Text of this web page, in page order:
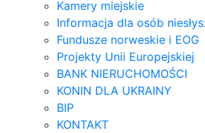
Kamery miejskie
Informacja dla osób
Fundusze norweskie i EOG
Projekty Unii Europejskiej
BANK NIERUCHOMOŚCI
KONIN DLA UKRAINY
BIP
KONTAKT